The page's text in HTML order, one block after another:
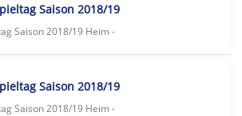
Saison 2018/19
Saison 2018/19 Heim -
Saison 2018/19
Saison 2018/19 Heim -